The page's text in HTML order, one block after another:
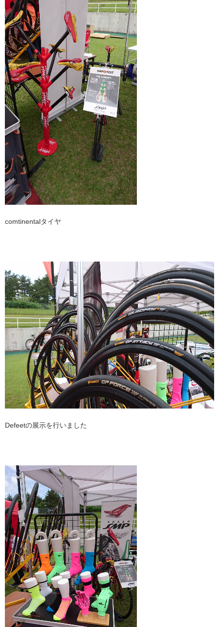
comtinentalタイヤ
Defeetの展示を行いました